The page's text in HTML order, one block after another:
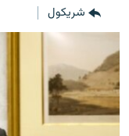
پاڼې
ته
مراجعه
ورزش
د کډوالۍ بحران
'کووېډ-۱۹'
اړیکه
شريکول